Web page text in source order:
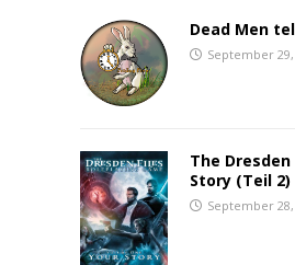
Dead Men
September 29,
The Dresden
Story (Teil 2)
September 28,